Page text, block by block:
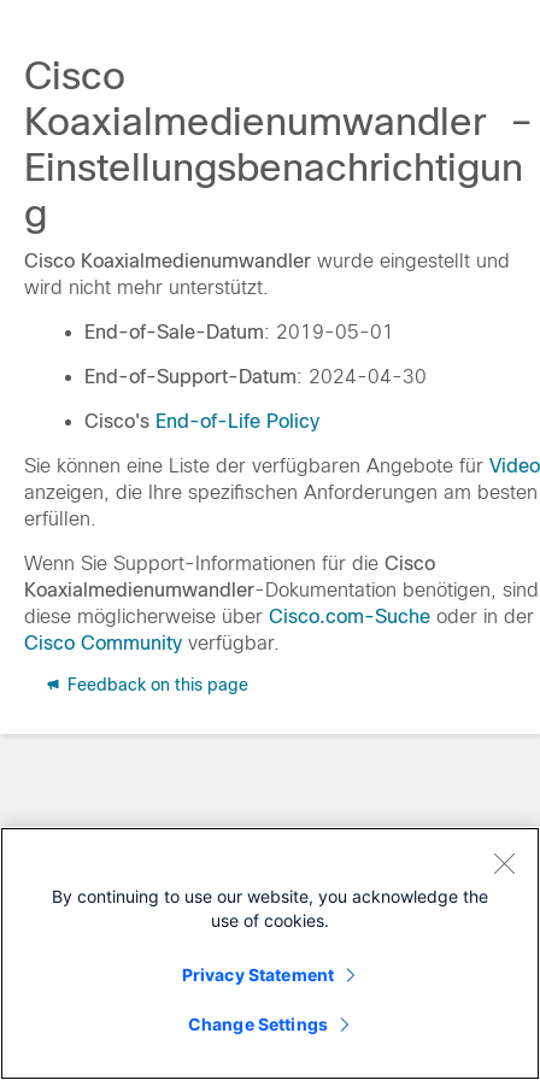
Cisco
Koaxialmedienumwandler –
Einstellungsbenachrichtigun
g
Cisco Koaxialmedienumwandler wurde eingestellt und
wird nicht mehr unterstützt.
End-of-Sale-Datum: 2019-05-01
End-of-Support-Datum: 2024-04-30
Cisco's End-of-Life Policy
Sie können eine Liste der verfügbaren Angebote für Video
anzeigen, die Ihre spezifischen Anforderungen am besten
erfüllen.
Wenn Sie Support-Informationen für die Cisco
Koaxialmedienumwandler-Dokumentation benötigen, sind
diese möglicherweise über Cisco.com-Suche oder in der
Cisco Community verfügbar.
Feedback on this page
By continuing to use our website, you acknowledge the
use of cookies.
Privacy Statement
Change Settings